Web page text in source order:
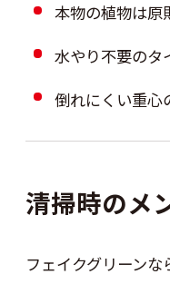
本物の植物は原
水やり不要のタ
倒れにくい重心
清掃時のメ
フェイクグリーン